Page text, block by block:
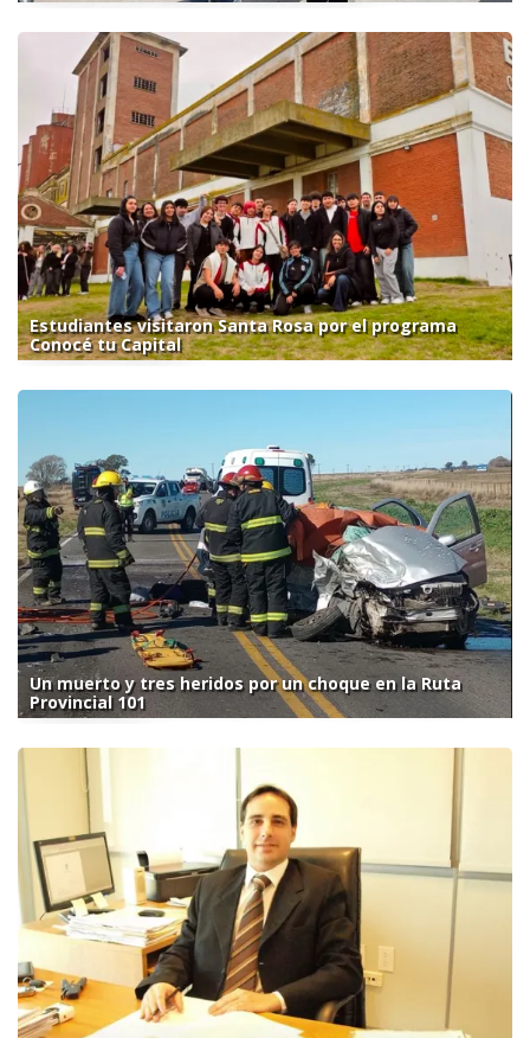
Estudiantes visitaron Santa Rosa por el programa
Conocé tu Capital
Un muerto y tres heridos por un choque en la Ruta
Provincial 101